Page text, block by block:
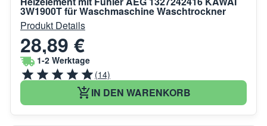
3W1900T für Waschmaschine Waschtrockner
Produkt Details
28,89 €
1-2 Werktage
(14)
IN DEN WARENKORB